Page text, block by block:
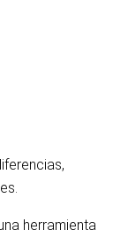
herramienta